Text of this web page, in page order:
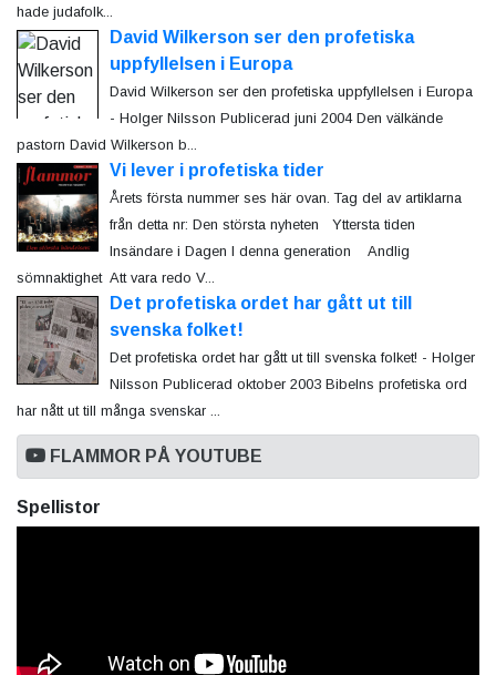
hade judafolk...
David Wilkerson ser den profetiska
uppfyllelsen i Europa
David Wilkerson ser den profetiska uppfyllelsen i Europa
- Holger Nilsson Publicerad juni 2004 Den välkände
pastorn David Wilkerson b...
Vi lever i profetiska tider
Årets första nummer ses här ovan. Tag del av artiklarna
från detta nr: Den största nyheten Yttersta tiden
Insändare i Dagen I denna generation Andlig
sömnaktighet Att vara redo V...
Det profetiska ordet har gått ut till
svenska folket!
Det profetiska ordet har gått ut till svenska folket! - Holger
Nilsson Publicerad oktober 2003 Bibelns profetiska ord
har nått ut till många svenskar ...
FLAMMOR PÅ YOUTUBE
Spellistor